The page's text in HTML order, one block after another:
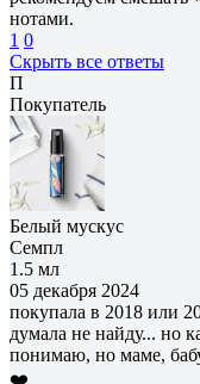
нотами.
1 0
Скрыть все ответы
П
Покупатель
Белый мускус
Семпл
1.5 мл
05 декабря 2024
покупала в 2018 или
думала не найду... но
понимаю, но маме,
❤️